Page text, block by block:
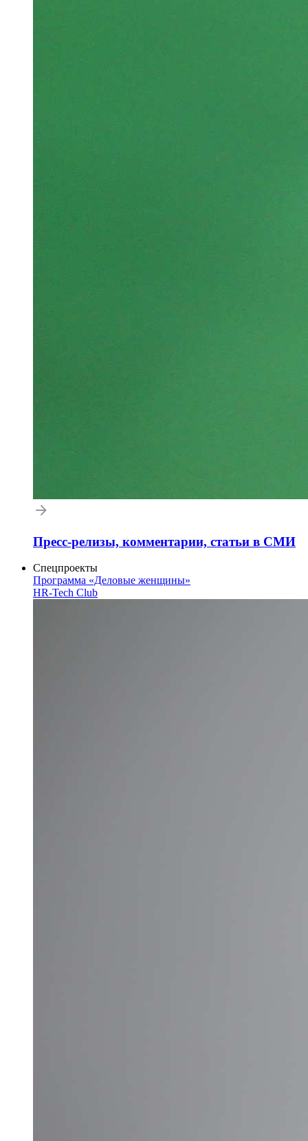
Пресс-релизы, комментарии, статьи в СМИ
Спецпроекты
Программа «Деловые женщины»
HR-Tech Club